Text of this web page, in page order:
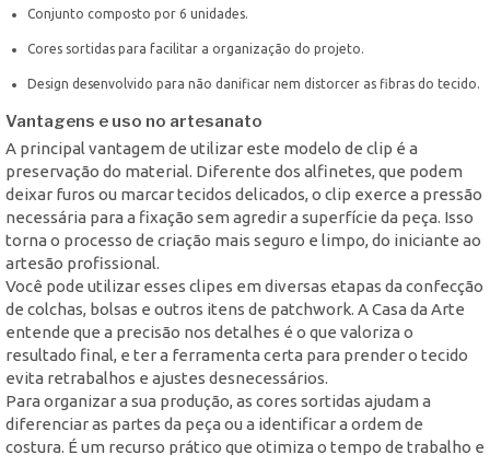
Conjunto composto por 6 unidades.
Cores sortidas para facilitar a organização do projeto.
Design desenvolvido para não danificar nem distorcer as fibras do tecido.
Vantagens e uso no artesanato
A principal vantagem de utilizar este modelo de clip é a
preservação do material. Diferente dos alfinetes, que podem
deixar furos ou marcar tecidos delicados, o clip exerce a pressão
necessária para a fixação sem agredir a superfície da peça. Isso
torna o processo de criação mais seguro e limpo, do iniciante ao
artesão profissional.
Você pode utilizar esses clipes em diversas etapas da confecção
de colchas, bolsas e outros itens de patchwork. A Casa da Arte
entende que a precisão nos detalhes é o que valoriza o
resultado final, e ter a ferramenta certa para prender o tecido
evita retrabalhos e ajustes desnecessários.
Para organizar a sua produção, as cores sortidas ajudam a
diferenciar as partes da peça ou a identificar a ordem de
costura. É um recurso prático que otimiza o tempo de trabalho e